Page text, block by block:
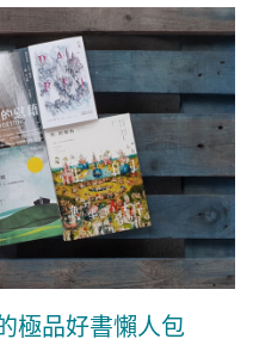
極品好書懶人包